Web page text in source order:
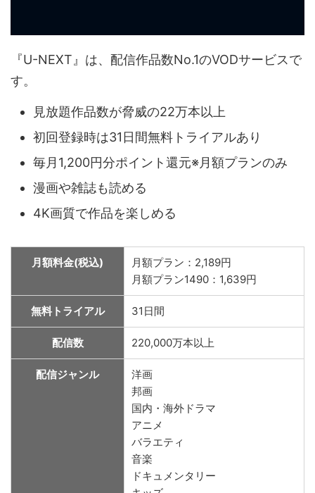
『U-NEXT』は、配信作品数No.1のVODサービスで
す。
見放題作品数が脅威の22万本以上
初回登録時は31日間無料トライアルあり
毎月1,200円分ポイント還元※月額プランのみ
漫画や雑誌も読める
4K画質で作品を楽しめる
月額料金(税込)
月額プラン：2,189円
月額プラン1490：1,639円
無料トライアル 31日間
配信数 220,000万本以上
配信ジャンル
洋画
邦画
国内・海外ドラマ
アニメ
バラエティ
音楽
ドキュメンタリー